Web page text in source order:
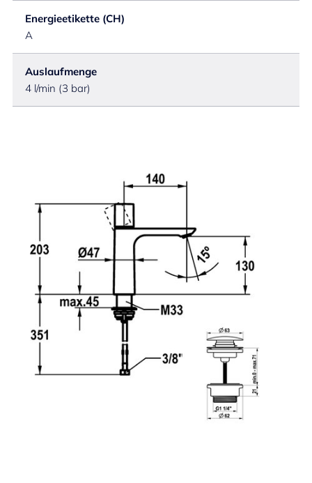
Energieetikette (CH)
A
Auslaufmenge
4 l/min (3 bar)